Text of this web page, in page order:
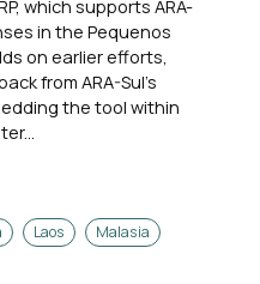
which supports ARA-
in the Pequenos
on earlier efforts,
from ARA-Sul’s
the tool within
Laos
Malasia